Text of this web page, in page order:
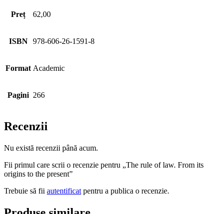
Preț 62,00
ISBN 978-606-26-1591-8
Format Academic
Pagini 266
Recenzii
Nu există recenzii până acum.
Fii primul care scrii o recenzie pentru „The rule of law. From its
origins to the present”
Trebuie să fii autentificat pentru a publica o recenzie.